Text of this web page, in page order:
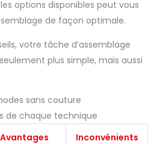
les options disponibles peut vous
de façon optimale.
votre tâche d’assemblage
plus simple, mais aussi
sans couture
de chaque technique
Avantages Inconvénients